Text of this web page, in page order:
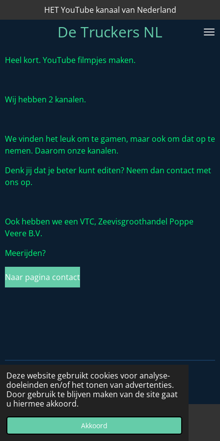
Deze website gebruikt cookies voor analyse-
doeleinden en/of het tonen van advertenties.
Door gebruik te blijven maken van de site gaat
u hiermee akkoord.
Akkoord
direct
hoofdinhoud
De Truckers NL
HET YouTube kanaal van Nederland
Heel kort. YouTube filmpjes maken.
Wij hebben 2 kanalen.
We vinden het leuk om te gamen, maar ook om dat op te
nemen. Daarom onze kanalen.
Denk jij dat je beter kunt editen? Neem dan contact met
ons op.
Ook hebben we een VTC, Zeevisgroothandel Poppe
Veere B.V.
Meerijden?
Naar pagina contact
© 2020 - 2026 De Truckers NL
Powered byJouwWeb
E-mailadres